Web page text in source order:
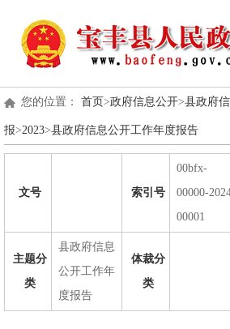
您的位置： 首页>政府信息公开>县政府
报>2023>县政府信息公开工作年度报告
文号 索引号
00bfx-
00000-
00001
主题分
类
县政府信息
公开工作年
度报告
体裁分
类